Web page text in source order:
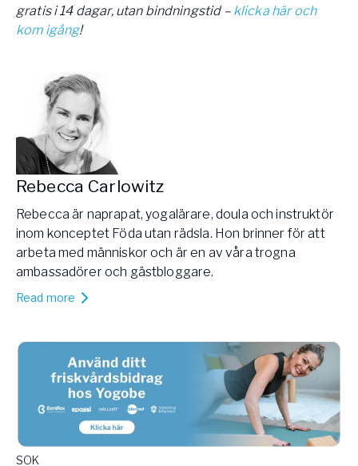
gratis i 14 dagar, utan bindningstid – klicka här och
kom igång!
Rebecca Carlowitz
Rebecca är naprapat, yogalärare, doula och instruktör
inom konceptet Föda utan rädsla. Hon brinner för att
arbeta med människor och är en av våra trogna
ambassadörer och gästbloggare.
Read more
SOK